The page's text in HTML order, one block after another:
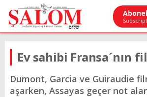
Ev sahibi Fransa´nın
Dumont, Garcia ve Guiraudie
aşarken, Assayas geçer not